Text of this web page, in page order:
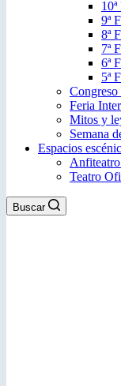
9ª
8ª
7ª
6ª
5ª
Feria
Mitos y
Semana
Espacios
Teatro
Buscar